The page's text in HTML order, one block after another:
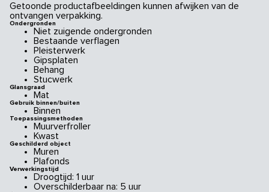
Getoonde productafbeeldingen kunnen afwijken van de
ontvangen verpakking.
Ondergronden
Niet zuigende ondergronden
Bestaande verflagen
Pleisterwerk
Gipsplaten
Behang
Stucwerk
Glansgraad
Mat
Gebruik binnen/buiten
Binnen
Toepassingsmethoden
Muurverfroller
Kwast
Geschilderd object
Muren
Plafonds
Verwerkingstijd
Droogtijd: 1 uur
Overschilderbaar na: 5 uur